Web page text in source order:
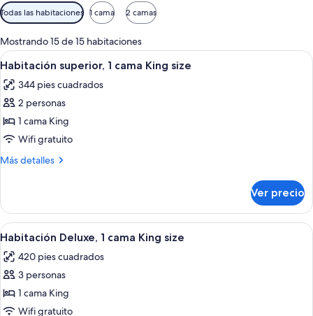
Filtros
disponibles
para
las
habitaciones
Todas las habitaciones 1 cama 2 camas
Mostrando 15 de 15 habitaciones
Abrir
todas
las
fotos
de
Habitación
superior,
King
size
Habitación de hotel con una cama
6
Habitación superior, 1 cama King size
344 pies cuadrados
2 personas
1 cama King
Wifi gratuito
Más detalles
Más
superior,
cama
size
Ver precio
Abrir
todas
las
fotos
de
Habitación
Habitación de hotel con una cama
7
Habitación Deluxe, 1 cama King size
420 pies cuadrados
3 personas
1 cama King
Wifi gratuito